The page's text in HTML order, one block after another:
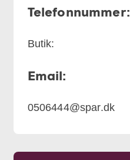
Telefonnummer:
Butik:
Email:
0506444@spar.dk